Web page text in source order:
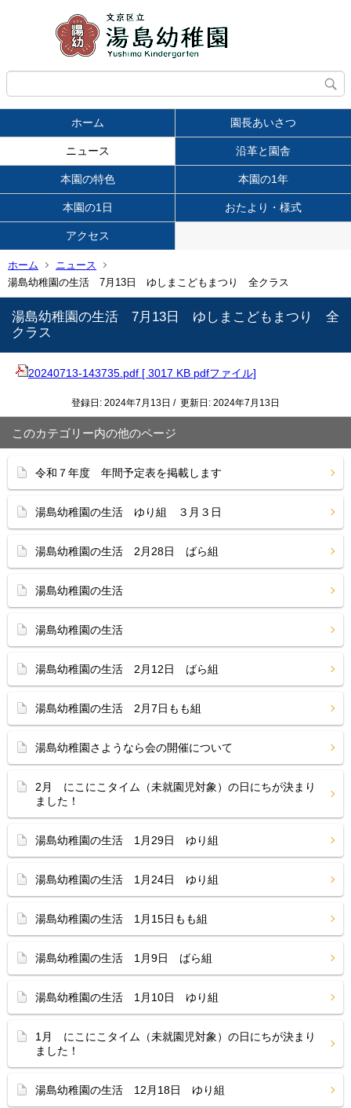
ホーム 園長あいさつ
ニュース 沿革と園舎
本園の特色 本園の1年
本園の1日 おたより・様式
アクセス
ホーム
ニュース
湯島幼稚園の生活 7月13日 ゆしまこどもまつり 全クラス
湯島幼稚園の生活 7月13日 ゆしまこどもまつり 全
クラス
20240713-143735.pdf [ 3017 KB pdfファイル]
登録日: 2024年7月13日 / 更新日: 2024年7月13日
このカテゴリー内の他のページ
令和７年度 年間予定表を掲載します
湯島幼稚園の生活 ゆり組 ３月３日
湯島幼稚園の生活 2月28日 ばら組
湯島幼稚園の生活
湯島幼稚園の生活
湯島幼稚園の生活 2月12日 ばら組
湯島幼稚園の生活 2月7日もも組
湯島幼稚園さようなら会の開催について
2月 にこにこタイム（未就園児対象）の日にちが決まり
ました！
湯島幼稚園の生活 1月29日 ゆり組
湯島幼稚園の生活 1月24日 ゆり組
湯島幼稚園の生活 1月15日もも組
湯島幼稚園の生活 1月9日 ばら組
湯島幼稚園の生活 1月10日 ゆり組
1月 にこにこタイム（未就園児対象）の日にちが決まり
ました！
湯島幼稚園の生活 12月18日 ゆり組